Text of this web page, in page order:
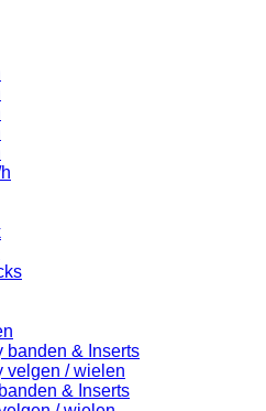
banden & Inserts
velgen / wielen
& Inserts